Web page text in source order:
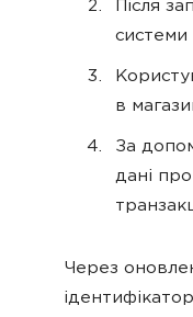
Після
системи
в
За
дані
Через